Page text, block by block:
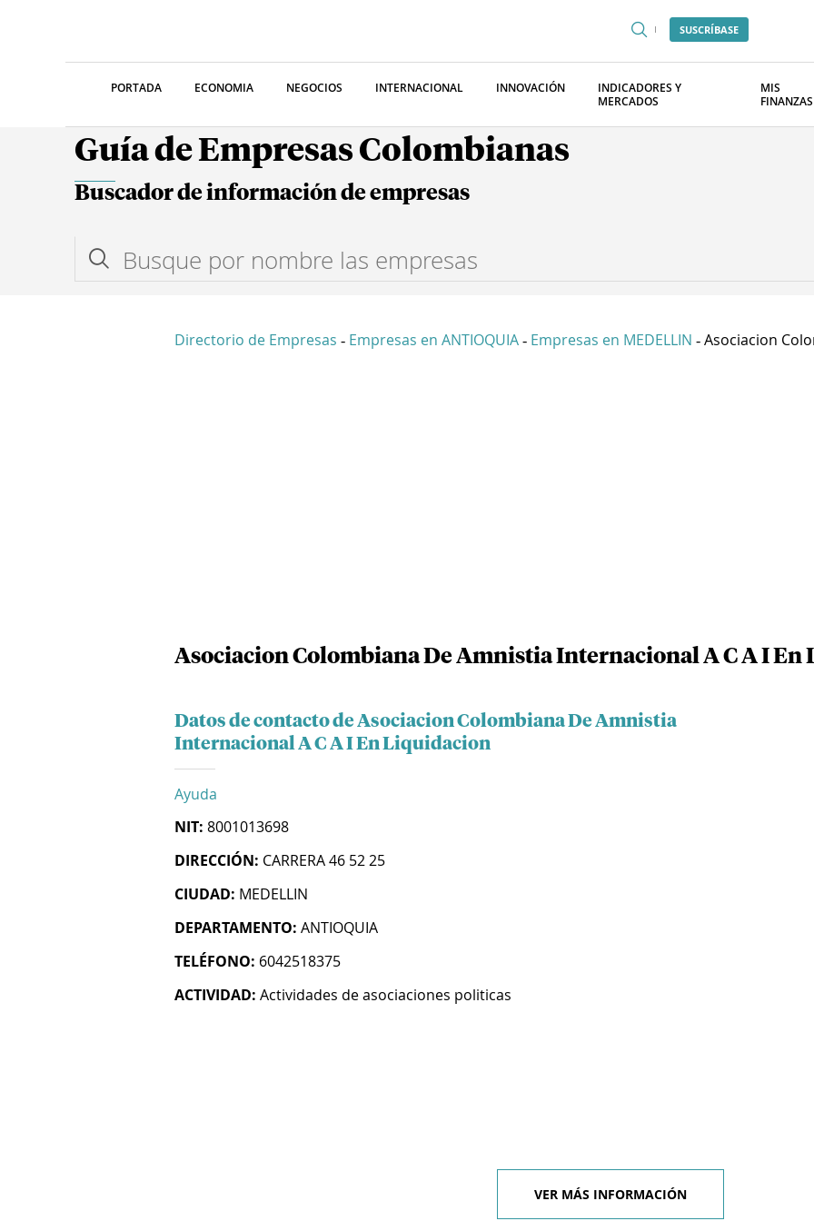
SUSCRÍBASE
PORTADA ECONOMIA NEGOCIOS INTERNACIONAL INNOVACIÓN
INDICADORES Y
MERCADOS
MIS
FINANZAS
Guía de Empresas Colombianas
Buscador de información de empresas
Directorio de Empresas - Empresas en ANTIOQUIA - Empresas en MEDELLIN - Asociacion
Asociacion Colombiana De Amnistia Internacional A C A I
Datos de contacto de Asociacion Colombiana De Amnistia
Internacional A C A I En Liquidacion
Ayuda
NIT: 8001013698
DIRECCIÓN: CARRERA 46 52 25
CIUDAD: MEDELLIN
DEPARTAMENTO: ANTIOQUIA
TELÉFONO: 6042518375
ACTIVIDAD: Actividades de asociaciones politicas
VER MÁS INFORMACIÓN